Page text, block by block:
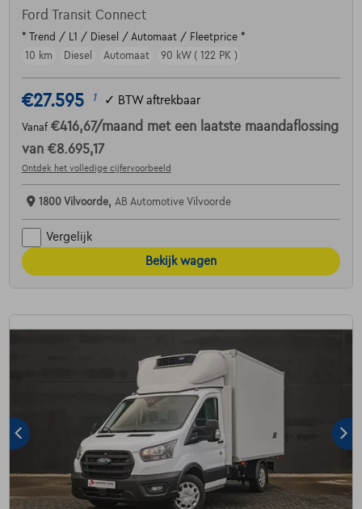
Ford Transit Connect
* Trend / L1 / Diesel / Automaat / Fleetprice *
10 km
Diesel Automaat 90 kW ( 122 PK )
€27.595 1 ✓ BTW aftrekbaar
Vanaf €416,67/maand met een laatste maandaflossing
van €8.695,17
Ontdek het volledige cijfervoorbeeld
1800 Vilvoorde, AB Automotive Vilvoorde
Vergelijk
Bekijk wagen